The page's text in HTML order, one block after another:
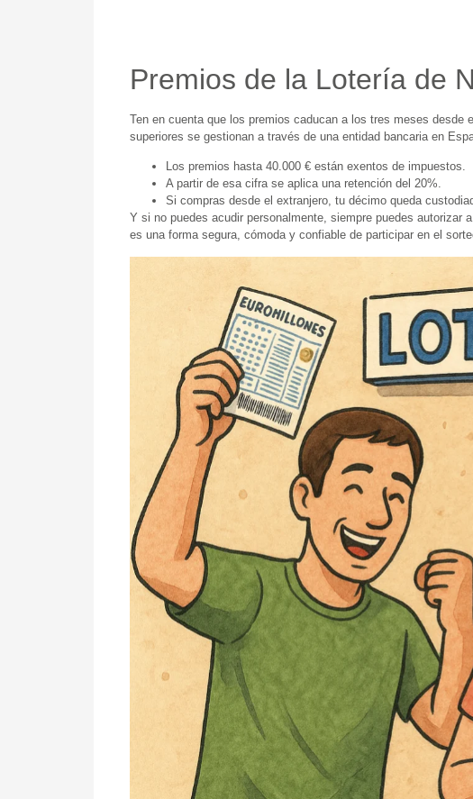
Premios de la Lotería de
Ten en cuenta que los premios caducan a los tres meses
superiores se gestionan a través de una entidad bancaria en
Los premios hasta 40.000 € están exentos de impuestos.
A partir de esa cifra se aplica una retención del 20%.
Si compras desde el extranjero, tu décimo queda
Y si no puedes acudir personalmente, siempre puedes autorizar
es una forma segura, cómoda y confiable de participar en el